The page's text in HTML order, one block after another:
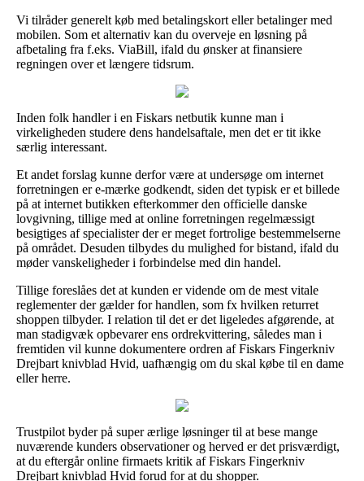
Vi tilråder generelt køb med betalingskort eller betalinger med
mobilen. Som et alternativ kan du overveje en løsning på
afbetaling fra f.eks. ViaBill, ifald du ønsker at finansiere
regningen over et længere tidsrum.
Inden folk handler i en Fiskars netbutik kunne man i
virkeligheden studere dens handelsaftale, men det er tit ikke
særlig interessant.
Et andet forslag kunne derfor være at undersøge om internet
forretningen er e-mærke godkendt, siden det typisk er et billede
på at internet butikken efterkommer den officielle danske
lovgivning, tillige med at online forretningen regelmæssigt
besigtiges af specialister der er meget fortrolige bestemmelserne
på området. Desuden tilbydes du mulighed for bistand, ifald du
møder vanskeligheder i forbindelse med din handel.
Tillige foreslåes det at kunden er vidende om de mest vitale
reglementer der gælder for handlen, som fx hvilken returret
shoppen tilbyder. I relation til det er det ligeledes afgørende, at
man stadigvæk opbevarer ens ordrekvittering, således man i
fremtiden vil kunne dokumentere ordren af Fiskars Fingerkniv
Drejbart knivblad Hvid, uafhængig om du skal købe til en dame
eller herre.
Trustpilot byder på super ærlige løsninger til at bese mange
nuværende kunders observationer og herved er det prisværdigt,
at du eftergår online firmaets kritik af Fiskars Fingerkniv
Drejbart knivblad Hvid forud for at du shopper.